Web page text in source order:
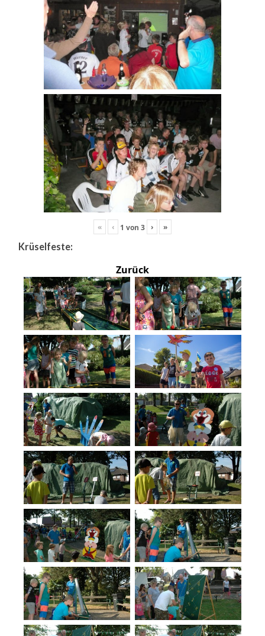
« ‹ 1 von 3 › »
Krüselfeste:
Zurück